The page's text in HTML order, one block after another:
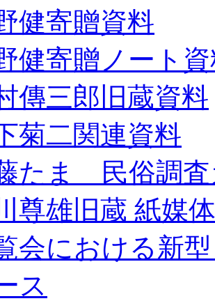
健寄贈資料
健寄贈ノート
傳三郎旧蔵資料
菊二関連資料
たま 民俗調査
尊雄旧蔵 紙媒
会における新
ス